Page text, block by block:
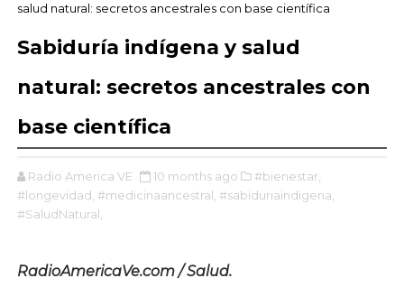
salud natural: secretos ancestrales con base científica
Sabiduría indígena y salud
natural: secretos ancestrales con
base científica
Radio America VE 10 months ago
#bienestar,
#longevidad, #medicinaancestral, #sabiduriaindigena,
#SaludNatural,
RadioAmericaVe.com / Salud.